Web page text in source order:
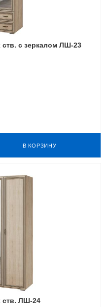
с зеркалом ЛШ-23
В КОРЗИНУ
ств. ЛШ-24